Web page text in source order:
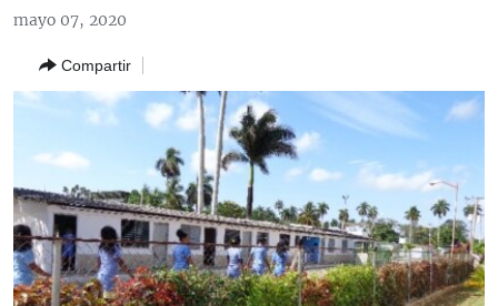
navegación
principal
búsqueda
SOBRE CUBA
DEPORTES
ARTE Y ENTRETENIMIENTO
OPINIÓN GRÁFICA
AUDIOVISUALES MARTÍ
RADIO MARTÍ
ESPECIALES
mayo 07, 2020
Compartir